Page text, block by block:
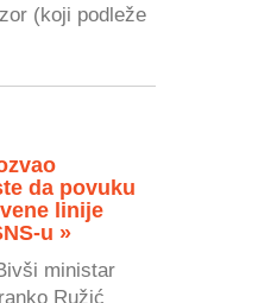
(koji podleže
da povuku
linije
u »
ministar
Ružić